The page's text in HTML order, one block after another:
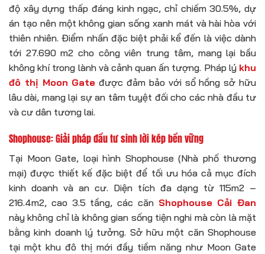
độ xây dựng thấp đáng kinh ngạc, chỉ chiếm 30.5%, dự
án tạo nên một không gian sống xanh mát và hài hòa với
thiên nhiên. Điểm nhấn đặc biệt phải kể đến là việc dành
tới 27.690 m2 cho công viên trung tâm, mang lại bầu
không khí trong lành và cảnh quan ấn tượng. Pháp lý khu
đô thị Moon Gate được đảm bảo với sổ hồng sở hữu
lâu dài, mang lại sự an tâm tuyệt đối cho các nhà đầu tư
và cư dân tương lai.
Shophouse: Giải pháp đầu tư sinh lời kép bền vững
Tại Moon Gate, loại hình Shophouse (Nhà phố thương
mại) được thiết kế đặc biệt để tối ưu hóa cả mục đích
kinh doanh và an cư. Diện tích đa dạng từ 115m2 –
216.4m2, cao 3.5 tầng, các căn Shophouse Cải Đan
này không chỉ là không gian sống tiện nghi mà còn là mặt
bằng kinh doanh lý tưởng. Sở hữu một căn Shophouse
tại một khu đô thị mới đầy tiềm năng như Moon Gate